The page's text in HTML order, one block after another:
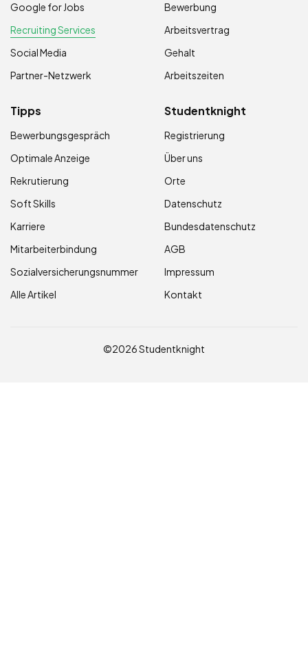
Google for Jobs
Recruiting Services
Social Media
Partner-Netzwerk
Bewerbung
Arbeitsvertrag
Gehalt
Arbeitszeiten
Tipps
Bewerbungsgespräch
Optimale Anzeige
Rekrutierung
Soft Skills
Karriere
Mitarbeiterbindung
Sozialversicherungsnummer
Alle Artikel
Studentknight
Registrierung
Über uns
Orte
Datenschutz
Bundesdatenschutz
AGB
Impressum
Kontakt
©2026 Studentknight